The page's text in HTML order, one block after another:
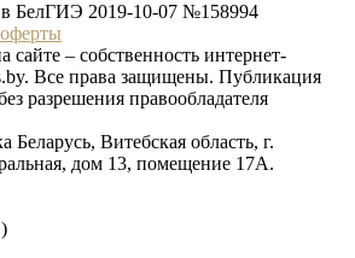
БелГИЭ 2019-10-07 №158994
– собственность интернет-
Все права защищены. Публикация
разрешения правообладателя
Витебская область, г.
дом 13, помещение 17А.